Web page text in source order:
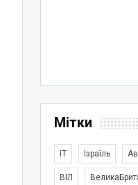
Мітки
IT Ізраїль
ВІЛ